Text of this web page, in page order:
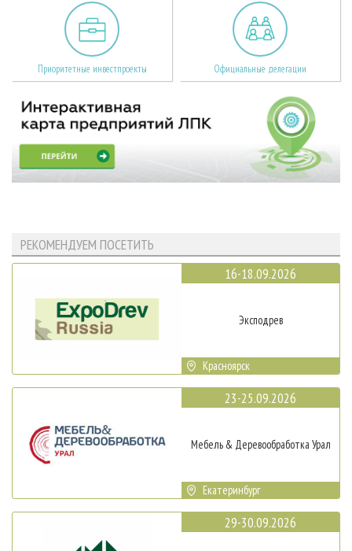
Приоритетные инвестпроекты Официальные делегации
РЕКОМЕНДУЕМ ПОСЕТИТЬ
16-18.09.2026
Эксподрев
Красноярск
23-25.09.2026
Мебель & Деревообработка Урал
Екатеринбург
29-30.09.2026